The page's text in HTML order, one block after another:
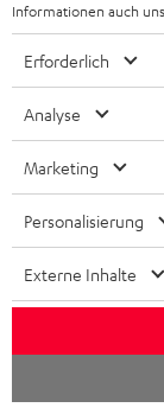
Converter
Level Converter AC
Spannungswandler
Informationen auch
Erforderlich
Analyse
Marketing
Personalisierung
Externe Inhalte